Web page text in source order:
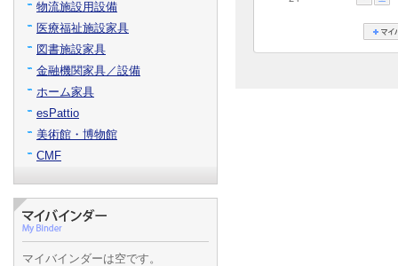
物流施設用設備
医療福祉施設家具
図書施設家具
金融機関家具／設備
ホーム家具
esPattio
美術館・博物館
CMF
マイバインダーは空です。